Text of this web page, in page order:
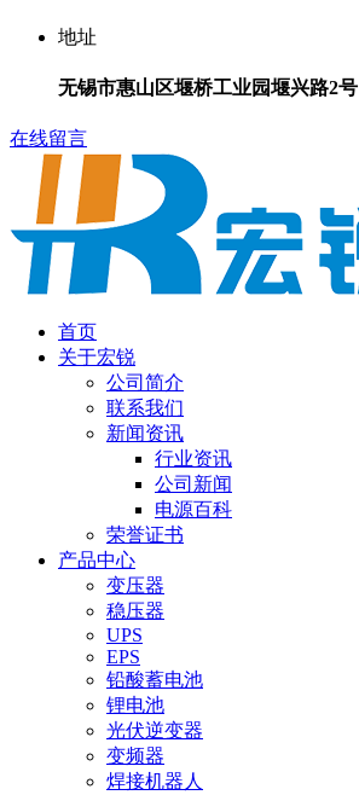
地址
无锡市惠山区堰桥工业园堰兴路2号
在线留言
首页
关于宏锐
公司简介
联系我们
新闻资讯
行业资讯
公司新闻
电源百科
荣誉证书
产品中心
变压器
稳压器
UPS
EPS
铅酸蓄电池
锂电池
光伏逆变器
变频器
焊接机器人